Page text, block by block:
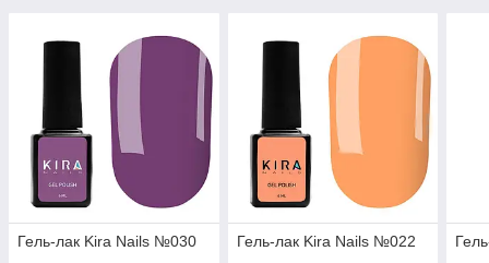
Гель-лак Kira Nails №030 Гель-лак Kira Nails №022